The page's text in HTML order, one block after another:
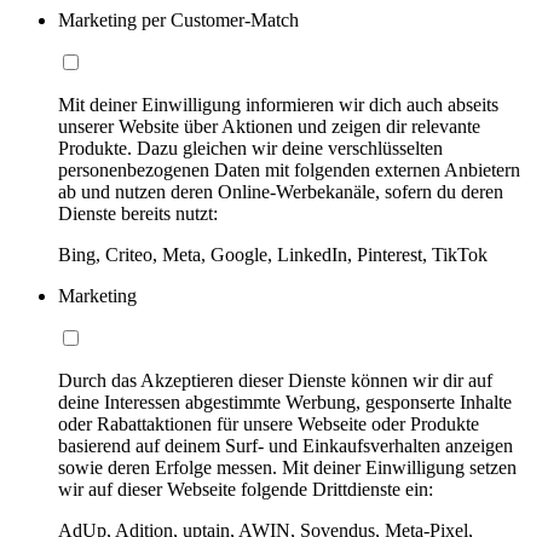
Marketing per Customer-Match
Mit deiner Einwilligung informieren wir dich auch abseits
unserer Website über Aktionen und zeigen dir relevante
Produkte. Dazu gleichen wir deine verschlüsselten
personenbezogenen Daten mit folgenden externen Anbietern
ab und nutzen deren Online-Werbekanäle, sofern du deren
Dienste bereits nutzt:
Bing, Criteo, Meta, Google, LinkedIn, Pinterest, TikTok
Marketing
Durch das Akzeptieren dieser Dienste können wir dir auf
deine Interessen abgestimmte Werbung, gesponserte Inhalte
oder Rabattaktionen für unsere Webseite oder Produkte
basierend auf deinem Surf- und Einkaufsverhalten anzeigen
sowie deren Erfolge messen. Mit deiner Einwilligung setzen
wir auf dieser Webseite folgende Drittdienste ein:
AdUp, Adition, uptain, AWIN, Sovendus, Meta-Pixel,